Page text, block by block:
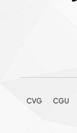
CVG CGU